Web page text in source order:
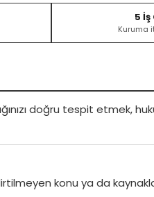
5 İş
Kuruma
doğru tespit etmek,
konu ya da